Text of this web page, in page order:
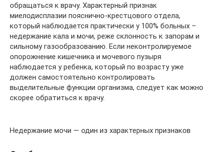
обращаться к врачу. Характерный признак
миелодисплазии пояснично-крестцового отдела,
который наблюдается практически у 100% больных –
недержание кала и мочи, реже склонность к запорам и
сильному газообразованию. Если неконтролируемое
опорожнение кишечника и мочевого пузыря
наблюдается у ребенка, который по возрасту уже
должен самостоятельно контролировать
выделительные функции организма, следует как можно
скорее обратиться к врачу.
Недержание мочи — один из характерных признаков